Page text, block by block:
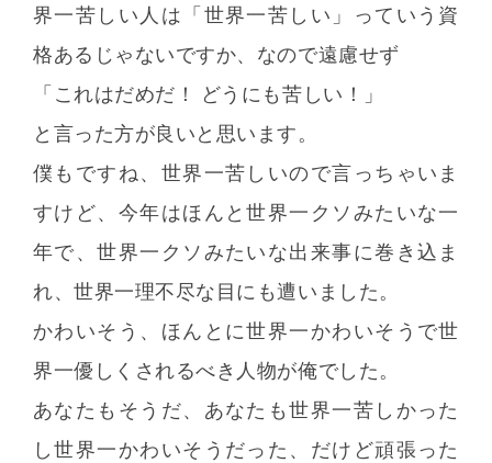
界一苦しい人は「世界一苦しい」っていう資
格あるじゃないですか、なので遠慮せず
「これはだめだ！ どうにも苦しい！」
と言った方が良いと思います。
僕もですね、世界一苦しいので言っちゃいま
すけど、今年はほんと世界一クソみたいな一
年で、世界一クソみたいな出来事に巻き込ま
れ、世界一理不尽な目にも遭いました。
かわいそう、ほんとに世界一かわいそうで世
界一優しくされるべき人物が俺でした。
あなたもそうだ、あなたも世界一苦しかった
し世界一かわいそうだった、だけど頑張った